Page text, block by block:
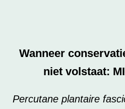
Wanneer
niet volstaat:
Percutane plantaire